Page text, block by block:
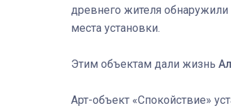
древнего жителя
места установки.
Этим объектам дали жизнь
Арт-объект «Спокойствие»